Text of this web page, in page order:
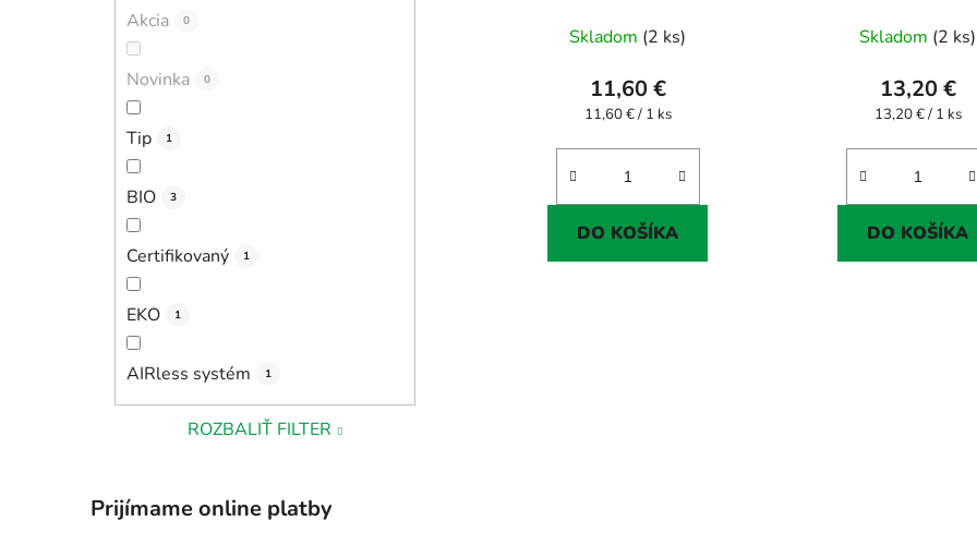
Akcia 0
Novinka 0
Tip 1
BIO 3
Certifikovaný 1
EKO 1
AIRless systém 1
ROZBALIŤ FILTER
Prijímame online platby
Skladom (2 ks)
11,60 €
Jednotková
11,60 € / 1 ks
DO KOŠÍKA
Skladom (2 ks)
13,20 €
Jednotková
13,20 € / 1 ks
DO KOŠÍKA